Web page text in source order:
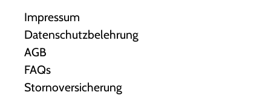
Impressum
Datenschutzbelehrung
AGB
FAQs
Stornoversicherung